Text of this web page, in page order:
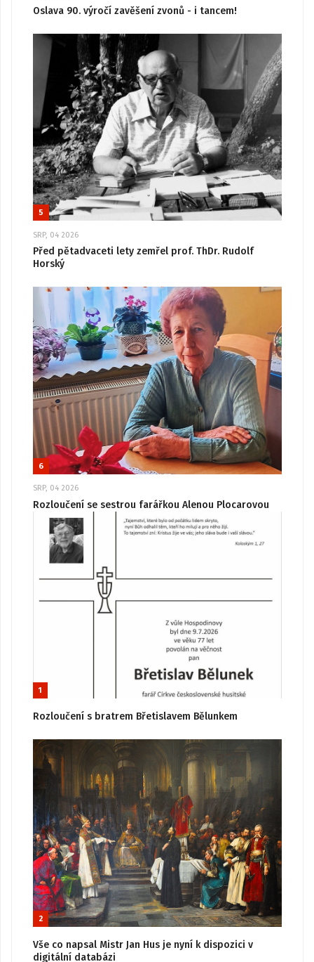
Oslava 90. výročí zavěšení zvonů - i tancem!
5
SRP, 04 2026
Před pětadvaceti lety zemřel prof. ThDr. Rudolf
Horský
6
SRP, 04 2026
Rozloučení se sestrou farářkou Alenou Plocarovou
1
Rozloučení s bratrem Břetislavem Bělunkem
2
Vše co napsal Mistr Jan Hus je nyní k dispozici v
digitální databázi